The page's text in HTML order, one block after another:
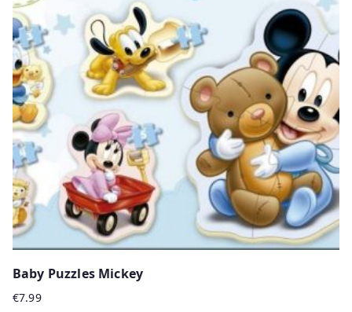
Baby Puzzles Mickey
€7.99